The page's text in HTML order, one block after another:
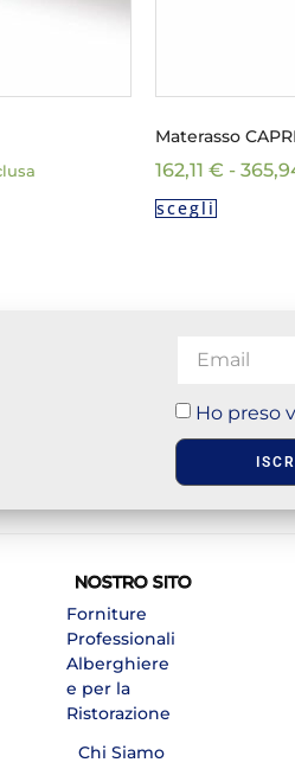
Materasso
162,11 € -
scegli
Ho preso
NOSTRO SITO
Forniture
Professionali
Alberghiere
e per la
Ristorazione
Chi Siamo